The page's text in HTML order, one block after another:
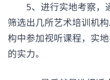
5、进行实地考察，
筛选出几所艺术培训机
构中参加视听课程，实
的实力。